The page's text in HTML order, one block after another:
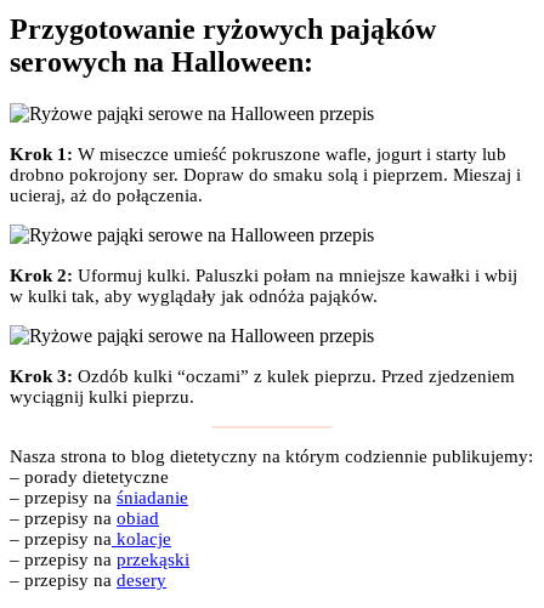
Przygotowanie ryżowych pająków
serowych na Halloween:
Krok 1: W miseczce umieść pokruszone wafle, jogurt i starty lub
drobno pokrojony ser. Dopraw do smaku solą i pieprzem. Mieszaj i
ucieraj, aż do połączenia.
Krok 2: Uformuj kulki. Paluszki połam na mniejsze kawałki i wbij
w kulki tak, aby wyglądały jak odnóża pająków.
Krok 3: Ozdób kulki “oczami” z kulek pieprzu. Przed zjedzeniem
wyciągnij kulki pieprzu.
Nasza strona to blog dietetyczny na którym codziennie publikujemy:
– porady dietetyczne
– przepisy na śniadanie
– przepisy na obiad
– przepisy na kolacje
– przepisy na przekąski
– przepisy na desery